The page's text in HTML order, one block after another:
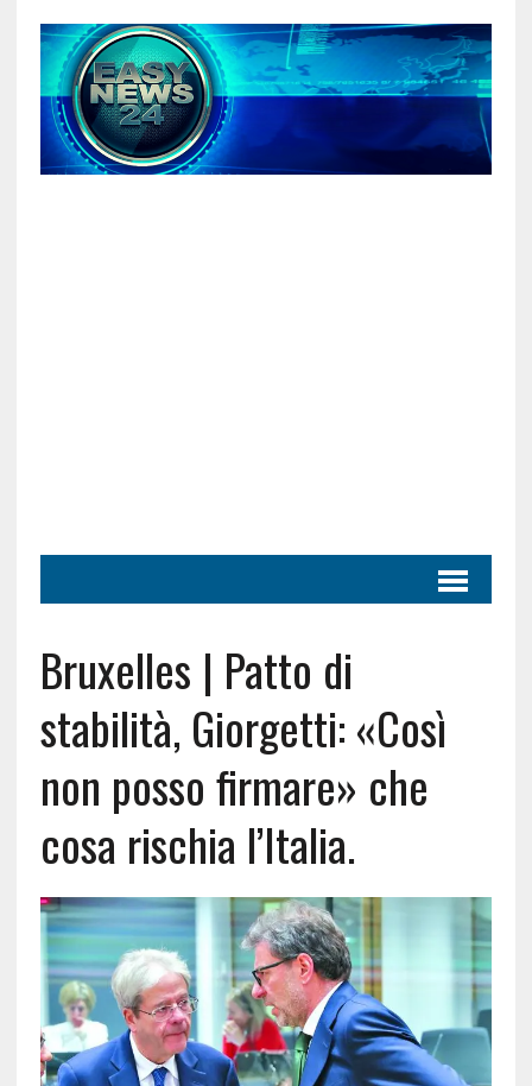
Bruxelles | Patto di
stabilità, Giorgetti: «Così
non posso firmare» che
cosa rischia l’Italia.